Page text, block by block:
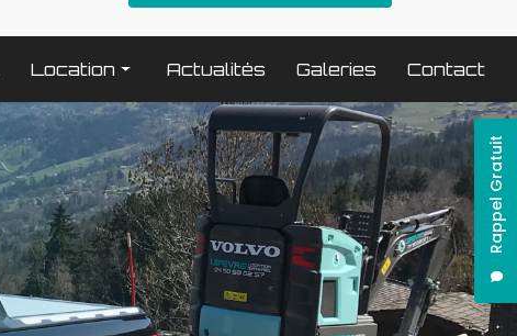
Rappel Gratuit
Location
Terrassement / compactage
Transport
Elévation / levage
Espaces verts
Traitement béton
Nettoyage
Actualités Galeries Contact